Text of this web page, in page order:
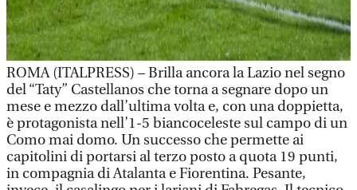
ROMA (ITALPRESS) – Brilla ancora la Lazio nel segno
del “Taty” Castellanos che torna a segnare dopo un
mese e mezzo dall’ultima volta e, con una doppietta,
è protagonista nell’1-5 biancoceleste sul campo di un
Como mai domo. Un successo che permette ai
capitolini di portarsi al terzo posto a quota 19 punti,
in compagnia di Atalanta e Fiorentina. Pesante,